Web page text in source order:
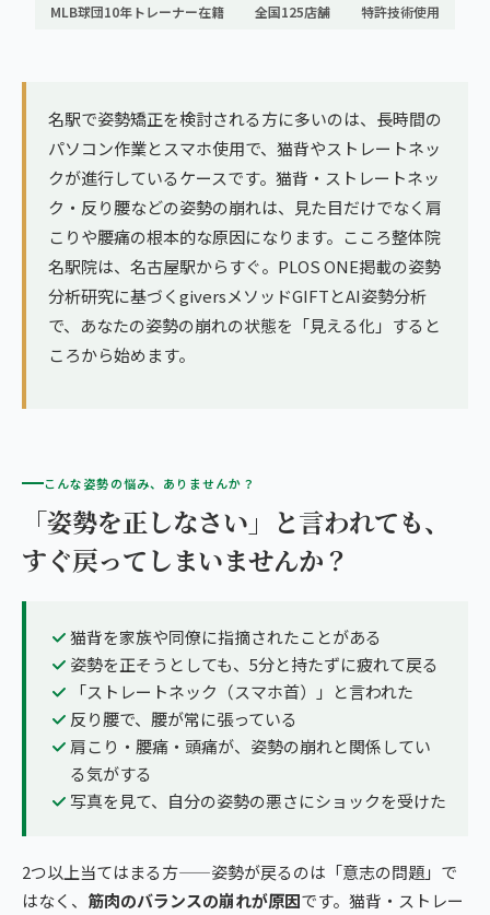
ゴルフ
ヨガ・ピラティス
鹿児島エリア（3院）
→ エリア一覧（全11エリア）
MLB球団10年トレーナー在籍
全国125店舗 特許技術使用
名駅で姿勢矯正を検討される方に多いのは、長時間の
パソコン作業とスマホ使用で、猫背やストレートネッ
クが進行しているケースです。猫背・ストレートネッ
ク・反り腰などの姿勢の崩れは、見た目だけでなく肩
こりや腰痛の根本的な原因になります。こころ整体院
名駅院は、名古屋駅からすぐ。PLOS ONE掲載の姿勢
分析研究に基づくgiversメソッドGIFTとAI姿勢分析
で、あなたの姿勢の崩れの状態を「見える化」すると
ころから始めます。
こんな姿勢の悩み、ありませんか？
「姿勢を正しなさい」と言われても、
すぐ戻ってしまいませんか？
猫背を家族や同僚に指摘されたことがある
姿勢を正そうとしても、5分と持たずに疲れて戻る
「ストレートネック（スマホ首）」と言われた
反り腰で、腰が常に張っている
肩こり・腰痛・頭痛が、姿勢の崩れと関係してい
る気がする
写真を見て、自分の姿勢の悪さにショックを受けた
2つ以上当てはまる方——姿勢が戻るのは「意志の問題」で
はなく、 筋肉のバランスの崩れが原因です。猫背・ストレー